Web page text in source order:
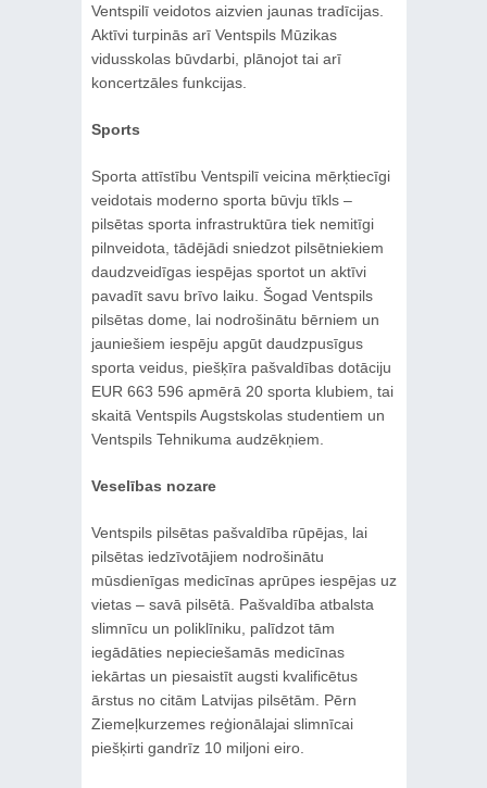
Ventspilī veidotos aizvien jaunas tradīcijas.
Aktīvi turpinās arī Ventspils Mūzikas
vidusskolas būvdarbi, plānojot tai arī
koncertzāles funkcijas.
Sports
Sporta attīstību Ventspilī veicina mērķtiecīgi
veidotais moderno sporta būvju tīkls –
pilsētas sporta infrastruktūra tiek nemitīgi
pilnveidota, tādējādi sniedzot pilsētniekiem
daudzveidīgas iespējas sportot un aktīvi
pavadīt savu brīvo laiku. Šogad Ventspils
pilsētas dome, lai nodrošinātu bērniem un
jauniešiem iespēju apgūt daudzpusīgus
sporta veidus, piešķīra pašvaldības dotāciju
EUR 663 596 apmērā 20 sporta klubiem, tai
skaitā Ventspils Augstskolas studentiem un
Ventspils Tehnikuma audzēkņiem.
Veselības nozare
Ventspils pilsētas pašvaldība rūpējas, lai
pilsētas iedzīvotājiem nodrošinātu
mūsdienīgas medicīnas aprūpes iespējas uz
vietas – savā pilsētā. Pašvaldība atbalsta
slimnīcu un poliklīniku, palīdzot tām
iegādāties nepieciešamās medicīnas
iekārtas un piesaistīt augsti kvalificētus
ārstus no citām Latvijas pilsētām. Pērn
Ziemeļkurzemes reģionālajai slimnīcai
piešķirti gandrīz 10 miljoni eiro.